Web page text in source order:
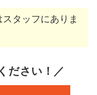
タッフにありま
ださい！／